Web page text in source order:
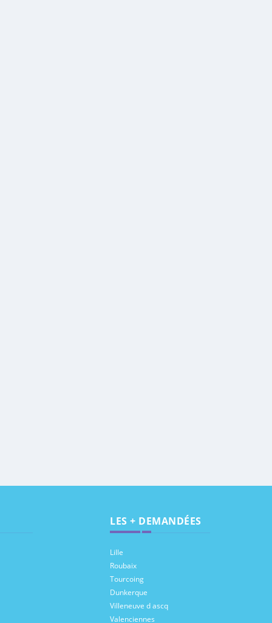
LES + DEMANDÉES
Lille
Roubaix
Tourcoing
Dunkerque
Villeneuve d ascq
Valenciennes